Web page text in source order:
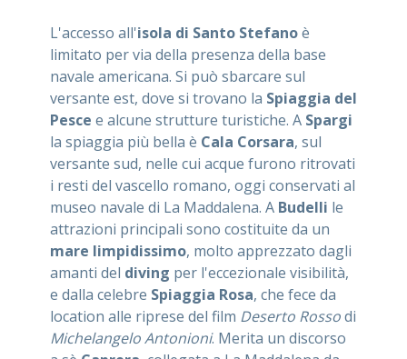
L'accesso all'isola di Santo Stefanoè
limitato per via della presenza della base
navale americana. Si può sbarcare sul
versante est, dove si trovano la Spiaggia del
Pesce e alcune strutture turistiche. A Spargi
la spiaggia più bella è Cala Corsara, sul
versante sud, nelle cui acque furono ritrovati
i resti del vascello romano, oggi conservati al
museo navale di La Maddalena. A Budelli le
attrazioni principali sono costituite da un
mare limpidissimo, molto apprezzato dagli
amanti del diving per l'eccezionale visibilità,
e dalla celebre Spiaggia Rosa, che fece da
location alle riprese del film Deserto Rossodi
Michelangelo Antonioni. Merita un discorso